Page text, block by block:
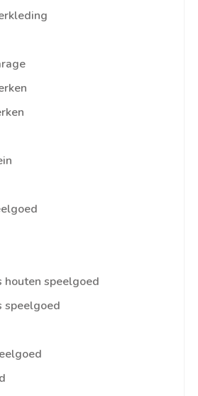
speelgoed
speelgoed